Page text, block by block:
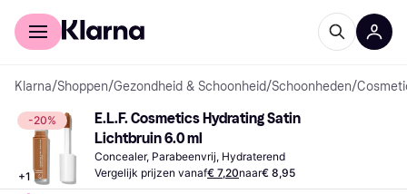
Voor shoppers
Klarna/Shoppen/Gezondheid & Schoonheid/Schoonheden/
-20%
+1
E.L.F. Cosmetics Hydrating Satin
Lichtbruin 6.0 ml
Concealer, Parabeenvrij, Hydraterend
Vergelijk prijzen vanaf€ 7,20naar€ 8,95